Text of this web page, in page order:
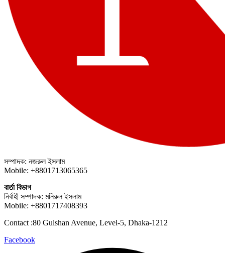
সম্পাদক: নজরুল ইসলাম
Mobile: +8801713065365
বার্তা বিভাগ
নির্বাহী সম্পাদক: মনিরুল ইসলাম
Mobile: +8801717408393
Contact :80 Gulshan Avenue, Level-5, Dhaka-1212
Facebook